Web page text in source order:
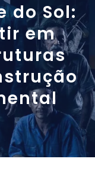
do Sol:
em